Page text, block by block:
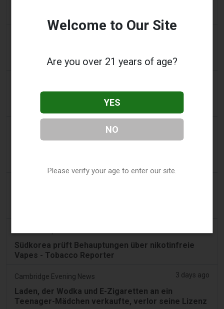
Geräte in geparktem Auto gefunden wurden
Vape Station bietet Lost Mary 15.000 Puffs in den
2FIRSTS | FDA genehmigt vier weitere
Südkorea prüft Behauptungen über nikotinfreie
Vapes - Tobacco Reporter
Cambridge Evening News 3 days ago
Laden, der Wodka und E-Zigaretten an ein
Teenager-Mädchen verkaufte, verlor seine Lizenz
Welcome to Our Site
Are you over 21 years of age?
YES
NO
Please verify your age to enter our site.